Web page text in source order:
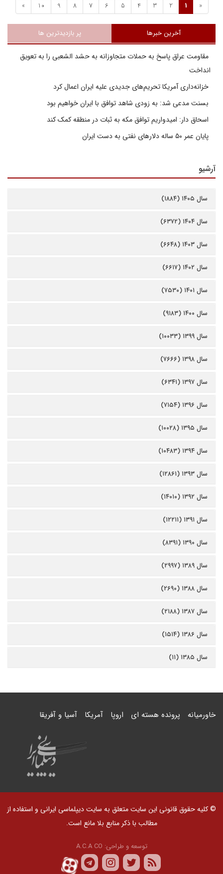
«
1
2
3
4
5
6
7
8
9
10
»
آخرین خبرها پر بازدیدترین ها
مقاومت عراق پاسخ به حملات متجاوزانه به حشد الشعبی را به تعویق
انداخت
خزانه‌داری آمریکا تحریم‌های جدیدی علیه ایران اعمال کرد
بسنت مدعی شد: به زودی شاهد توافق با ایران خواهیم بود
اسحاق دار: امیدواریم توافق مکه به ثبات در منطقه کمک کند
پایان عمر ۵۰ ساله دلارهای نفتی به دست ایران
آرشیو
سال ۱۴۰۵ (۱۸۸۴)
سال ۱۴۰۴ (۶۳۷۲)
سال ۱۴۰۳ (۶۶۴۸)
سال ۱۴۰۲ (۶۶۱۷)
سال ۱۴۰۱ (۷۵۳۰)
سال ۱۴۰۰ (۹۱۸۳)
سال ۱۳۹۹ (۱۰۰۳۳)
سال ۱۳۹۸ (۷۶۶۶)
سال ۱۳۹۷ (۶۳۴۱)
سال ۱۳۹۶ (۷۱۵۴)
سال ۱۳۹۵ (۱۰۰۲۸)
سال ۱۳۹۴ (۱۰۴۸۳)
سال ۱۳۹۳ (۱۲۸۶۱)
سال ۱۳۹۲ (۱۴۰۱۰)
سال ۱۳۹۱ (۱۲۲۱۱)
سال ۱۳۹۰ (۸۳۹۱)
سال ۱۳۸۹ (۲۹۹۷)
سال ۱۳۸۸ (۲۶۹۰)
سال ۱۳۸۷ (۲۱۸۸)
سال ۱۳۸۶ (۱۵۱۴)
سال ۱۳۸۵ (۱۱)
خاورمیانه پرونده هسته ای اروپا آمریکا آسیا و آفریقا
© کلیه حقوق قانونی این سایت متعلق به سایت دیپلماسی ایرانی و استفاده از
مطالب با ذکر منابع بلا مانع است.
توسعه و طراحی: A.C.A CO